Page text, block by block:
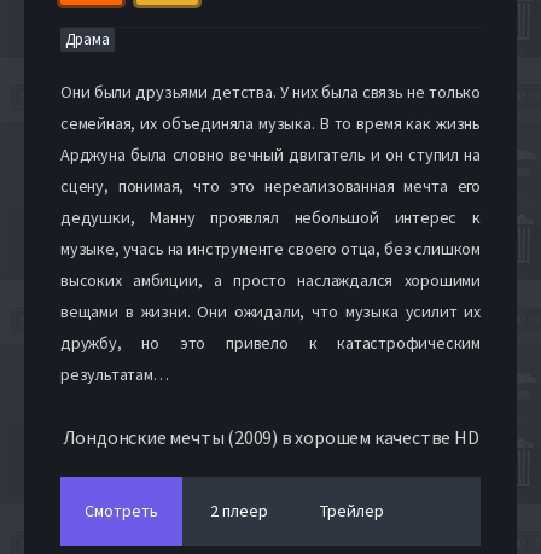
Драма
Они были друзьями детства. У них была связь не только
семейная, их объединяла музыка. В то время как жизнь
Арджуна была словно вечный двигатель и он ступил на
сцену, понимая, что это нереализованная мечта его
дедушки, Манну проявлял небольшой интерес к
музыке, учась на инструменте своего отца, без слишком
высоких амбиции, а просто наслаждался хорошими
вещами в жизни. Они ожидали, что музыка усилит их
дружбу, но это привело к катастрофическим
результатам…
Лондонские мечты (2009) в хорошем качестве HD
Смотреть 2 плеер Трейлер